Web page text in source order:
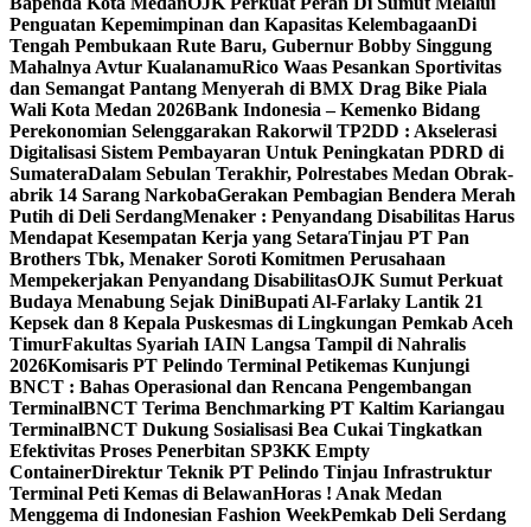
Penguatan Kepemimpinan dan Kapasitas KelembagaanDi
Tengah Pembukaan Rute Baru, Gubernur Bobby Singgung
Mahalnya Avtur KualanamuRico Waas Pesankan Sportivitas
dan Semangat Pantang Menyerah di BMX Drag Bike Piala
Wali Kota Medan 2026Bank Indonesia – Kemenko Bidang
Perekonomian Selenggarakan Rakorwil TP2DD : Akselerasi
Digitalisasi Sistem Pembayaran Untuk Peningkatan PDRD di
SumateraDalam Sebulan Terakhir, Polrestabes Medan Obrak-
abrik 14 Sarang NarkobaGerakan Pembagian Bendera Merah
Putih di Deli SerdangMenaker : Penyandang Disabilitas Harus
Mendapat Kesempatan Kerja yang SetaraTinjau PT Pan
Brothers Tbk, Menaker Soroti Komitmen Perusahaan
Mempekerjakan Penyandang DisabilitasOJK Sumut Perkuat
Budaya Menabung Sejak DiniBupati Al-Farlaky Lantik 21
Kepsek dan 8 Kepala Puskesmas di Lingkungan Pemkab Aceh
TimurFakultas Syariah IAIN Langsa Tampil di Nahralis
2026Komisaris PT Pelindo Terminal Petikemas Kunjungi
BNCT : Bahas Operasional dan Rencana Pengembangan
TerminalBNCT Terima Benchmarking PT Kaltim Kariangau
TerminalBNCT Dukung Sosialisasi Bea Cukai Tingkatkan
Efektivitas Proses Penerbitan SP3KK Empty
ContainerDirektur Teknik PT Pelindo Tinjau Infrastruktur
Terminal Peti Kemas di BelawanHoras ! Anak Medan
Menggema di Indonesian Fashion WeekPemkab Deli Serdang